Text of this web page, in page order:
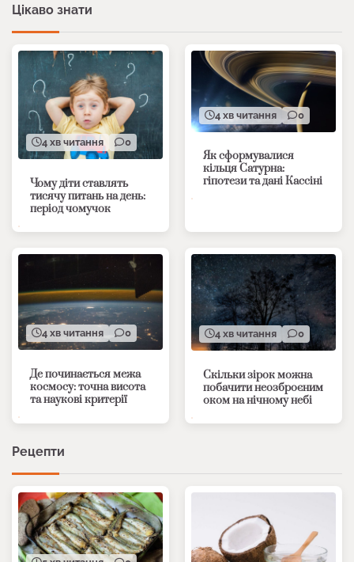
Цікаво знати
4 хв читання 0
Чому діти ставлять
тисячу питань на день:
період чомучок
4 хв читання 0
Як сформувалися
кільця Сатурна:
гіпотези та дані Кассіні
4 хв читання 0
Де починається межа
космосу: точна висота
та наукові критерії
4 хв читання 0
Скільки зірок можна
побачити неозброєним
оком на нічному небі
Рецепти